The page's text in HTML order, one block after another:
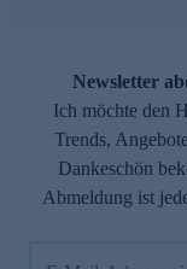
Newsletter
Ich möchte den
Trends,
Dankeschön
Abmeldung ist